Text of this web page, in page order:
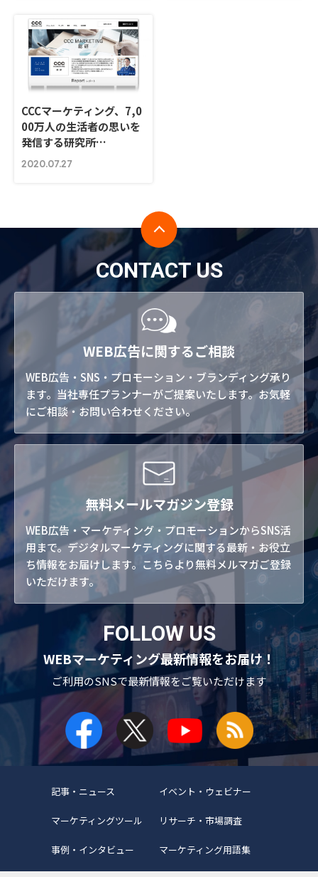
CCCマーケティング、7,0
00万人の生活者の思いを
発信する研究所…
2020.07.27
CONTACT US
WEB広告に関するご相談
WEB広告・SNS・プロモーション・ブランディング承り
ます。当社専任プランナーがご提案いたします。お気軽
にご相談・お問い合わせください。
無料メールマガジン登録
WEB広告・マーケティング・プロモーションからSNS活
用まで。デジタルマーケティングに関する最新・お役立
ち情報をお届けします。こちらより無料メルマガご登録
いただけます。
FOLLOW US
WEBマーケティング最新情報をお届け！
ご利用のSNSで最新情報をご覧いただけます
記事・ニュース イベント・ウェビナー
マーケティングツール リサーチ・市場調査
事例・インタビュー マーケティング用語集